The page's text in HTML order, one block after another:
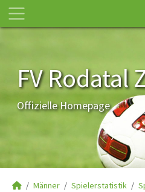
FV Rodatal
Offizielle Homepage
Männer Spielerstatistik